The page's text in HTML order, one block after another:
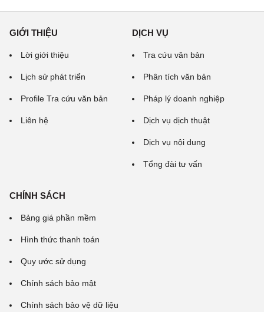
GIỚI THIỆU
Lời giới thiệu
Lịch sử phát triển
Profile Tra cứu văn bản
Liên hệ
DỊCH VỤ
Tra cứu văn bản
Phân tích văn bản
Pháp lý doanh nghiệp
Dịch vụ dịch thuật
Dịch vụ nội dung
Tổng đài tư vấn
CHÍNH SÁCH
Bảng giá phần mềm
Hình thức thanh toán
Quy ước sử dụng
Chính sách bảo mật
Chính sách bảo vệ dữ liệu